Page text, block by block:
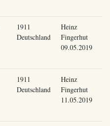
1911
Deutschland
Heinz
Fingerhut
09.05.2019
1911
Deutschland
Heinz
Fingerhut
11.05.2019